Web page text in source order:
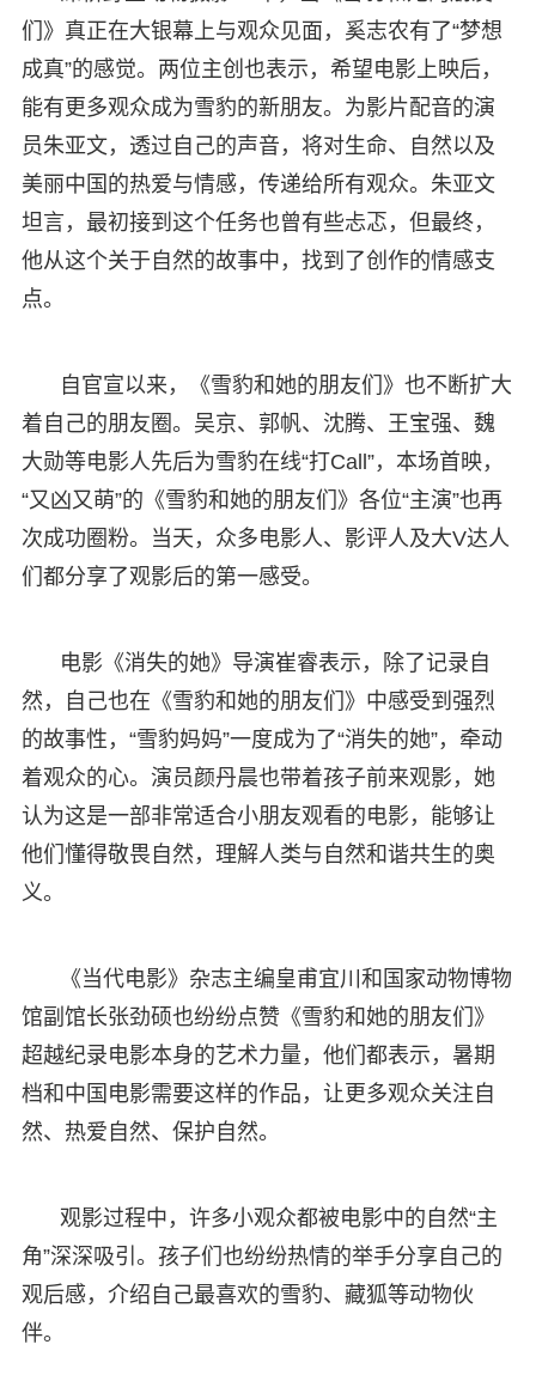
们》真正在大银幕上与观众见面，奚志农有了“梦想
成真”的感觉。两位主创也表示，希望电影上映后，
能有更多观众成为雪豹的新朋友。为影片配音的演
员朱亚文，透过自己的声音，将对生命、自然以及
美丽中国的热爱与情感，传递给所有观众。朱亚文
坦言，最初接到这个任务也曾有些忐忑，但最终，
他从这个关于自然的故事中，找到了创作的情感支
点。
自官宣以来，《雪豹和她的朋友们》也不断扩大
着自己的朋友圈。吴京、郭帆、沈腾、王宝强、魏
大勋等电影人先后为雪豹在线“打Call”，本场首映，
“又凶又萌”的《雪豹和她的朋友们》各位“主演”也再
次成功圈粉。当天，众多电影人、影评人及大V达人
们都分享了观影后的第一感受。
电影《消失的她》导演崔睿表示，除了记录自
然，自己也在《雪豹和她的朋友们》中感受到强烈
的故事性，“雪豹妈妈”一度成为了“消失的她”，牵动
着观众的心。演员颜丹晨也带着孩子前来观影，她
认为这是一部非常适合小朋友观看的电影，能够让
他们懂得敬畏自然，理解人类与自然和谐共生的奥
义。
《当代电影》杂志主编皇甫宜川和国家动物博物
馆副馆长张劲硕也纷纷点赞《雪豹和她的朋友们》
超越纪录电影本身的艺术力量，他们都表示，暑期
档和中国电影需要这样的作品，让更多观众关注自
然、热爱自然、保护自然。
观影过程中，许多小观众都被电影中的自然“主
角”深深吸引。孩子们也纷纷热情的举手分享自己的
观后感，介绍自己最喜欢的雪豹、藏狐等动物伙
伴。